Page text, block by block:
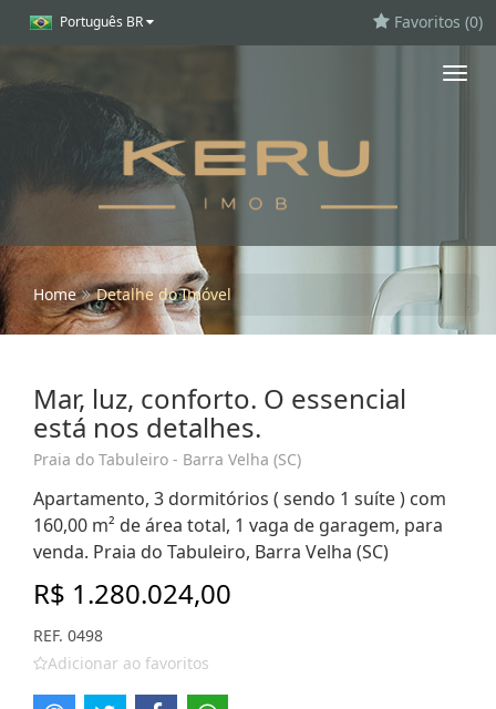
Português BR Favoritos (0)
Home Detalhe do Imóvel
Mar, luz, conforto. O essencial
está nos detalhes.
Praia do Tabuleiro - Barra Velha (SC)
Apartamento, 3 dormitórios ( sendo 1 suíte ) com
160,00 m² de área total, 1 vaga de garagem, para
venda. Praia do Tabuleiro, Barra Velha (SC)
R$ 1.280.024,00
REF. 0498
Adicionar ao favoritos